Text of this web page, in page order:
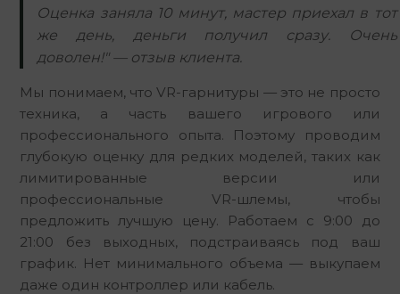
Оценка заняла 10 минут, мастер приехал в тот
же день, деньги получил сразу. Очень
доволен!" — отзыв клиента.
Мы понимаем, что VR-гарнитуры — это не просто
техника, а часть вашего игрового или
профессионального опыта. Поэтому проводим
глубокую оценку для редких моделей, таких как
лимитированные версии или
профессиональные VR-шлемы, чтобы
предложить лучшую цену. Работаем с 9:00 до
21:00 без выходных, подстраиваясь под ваш
график. Нет минимального объема — выкупаем
даже один контроллер или кабель.